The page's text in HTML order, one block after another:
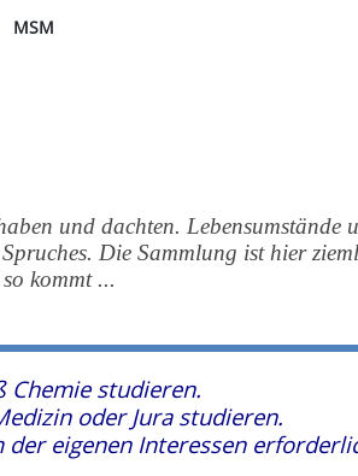
MSM
und dachten. Lebensumstände
Die Sammlung ist hier
kommt ...
Chemie studieren.
oder Jura studieren.
eigenen Interessen